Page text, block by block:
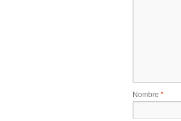
Nombre *